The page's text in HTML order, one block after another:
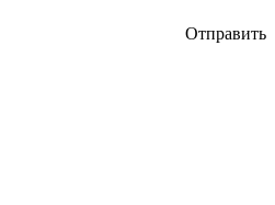
Отправить